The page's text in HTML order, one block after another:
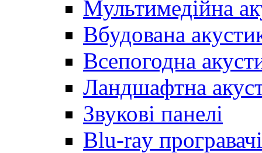
Мультимедійна
Вбудована
Всепогодна
Ландшафтна
Звукові панелі
Blu-ray програвачі